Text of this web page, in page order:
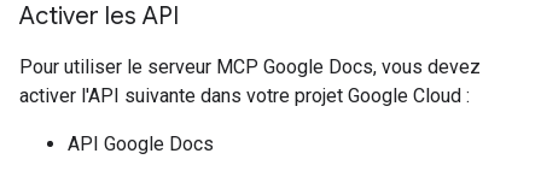
Activer les API
Pour utiliser le serveur MCP Google Docs, vous devez
activer l'API suivante dans votre projet Google Cloud :
API Google Docs